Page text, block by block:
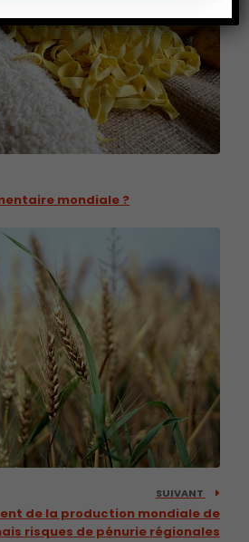
mondiale ?
SUIVANT
de la production mondiale de
risques de pénurie régionales